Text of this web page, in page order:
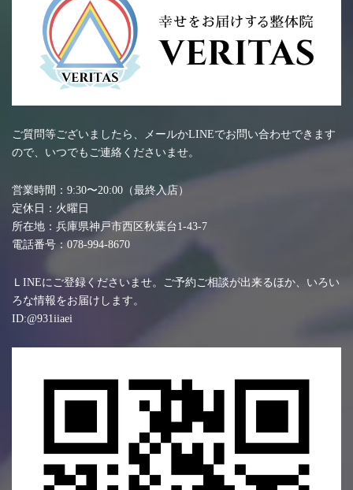
ご質問等ございましたら、メールかLINEでお問い合わせできます
ので、いつでもご連絡くださいませ。
営業時間：9:30〜20:00（最終入店）
定休日：火曜日
所在地：兵庫県神戸市西区秋葉台1-43-7
電話番号：078-994-8670
ＬINEにご登録くださいませ。ご予約ご相談が出来るほか、いろい
ろな情報をお届けします。
ID:@931iiaei